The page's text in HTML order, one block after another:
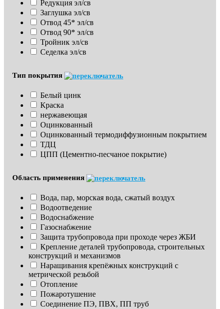
Редукция эл/св
Заглушка эл/св
Отвод 45* эл/св
Отвод 90* эл/св
Тройник эл/св
Седелка эл/св
Тип покрытия
Белый цинк
Краска
нержавеющая
Оцинкованный
Оцинкованный термодиффузионным покрытием
ТДЦ
ЦПП (Цементно-песчаное покрытие)
Область применения
Вода, пар, морская вода, сжатый воздух
Водоотведение
Водоснабжение
Газоснабжение
Защита трубопровода при проходе через ЖБИ
Крепление деталей трубопровода, строительных
конструкций и механизмов
Наращивания крепёжных конструкций с
метрической резьбой
Отопление
Пожаротушение
Соединение ПЭ, ПВХ, ПП труб